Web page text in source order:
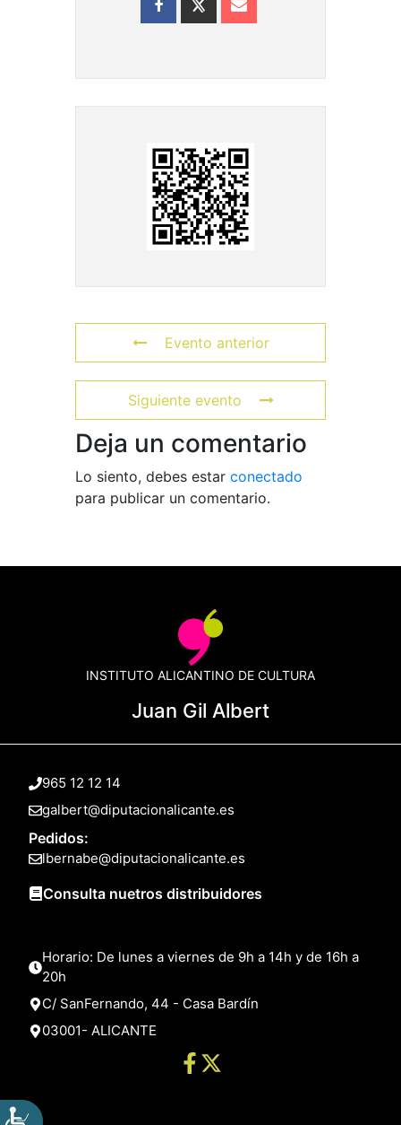
Evento anterior
Siguiente evento
Deja un comentario
Lo siento, debes estar conectado
para publicar un comentario.
INSTITUTO ALICANTINO DE CULTURA
Juan Gil Albert
965 12 12 14
galbert@diputacionalicante.es
Pedidos:
lbernabe@diputacionalicante.es
Consulta nuetros distribuidores
Horario: De lunes a viernes de 9h a 14h y de 16h a
20h
C/ SanFernando, 44 - Casa Bardín
03001- ALICANTE